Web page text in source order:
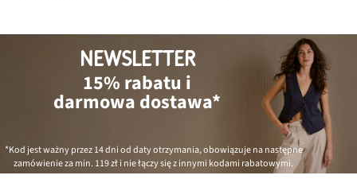
NEWSLETTER
15% rabatu i
darmowa dostawa*
*Kod jest ważny przez 14 dni od daty otrzymania, obowiązuje na następne
zamówienie za min. 119 złi nie łączy się z innymi kodami rabatowymi.